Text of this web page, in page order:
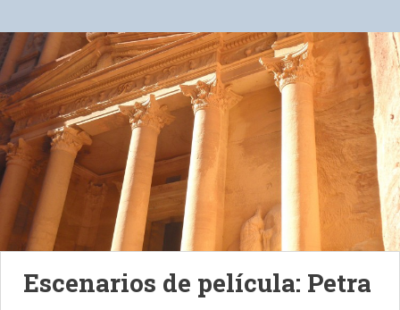
Escenarios de película: Petra